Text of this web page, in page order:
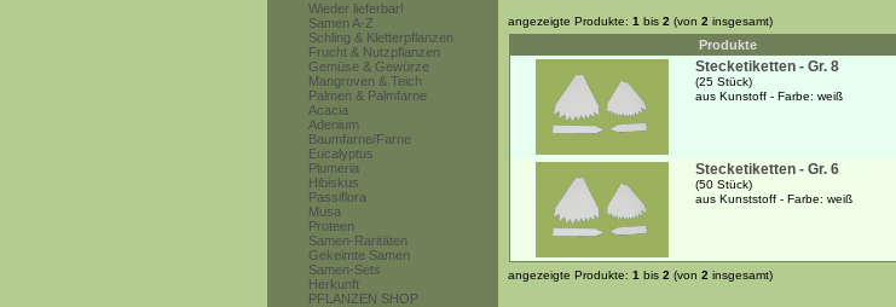
Wieder lieferbar!
Samen A-Z
Schling & Kletterpflanzen
Frucht & Nutzpflanzen
Gemüse & Gewürze
Mangroven & Teich
Palmen & Palmfarne
Acacia
Adenium
Baumfarne/Farne
Eucalyptus
Plumeria
Hibiskus
Passiflora
Musa
Proteen
Samen-Raritäten
Gekeimte Samen
Samen-Sets
Herkunft
PFLANZEN SHOP
angezeigte Produkte: 1 bis 2 (von 2 insgesamt)
Produkte
Stecketiketten - Gr. 8
(25 Stück)
aus Kunstoff - Farbe: weiß
Stecketiketten - Gr. 6
(50 Stück)
aus Kunststoff - Farbe: weiß
angezeigte Produkte: 1 bis 2 (von 2 insgesamt)